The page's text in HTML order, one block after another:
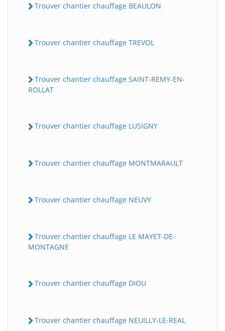
Trouver chantier chauffage BEAULON
Trouver chantier chauffage TREVOL
Trouver chantier chauffage SAINT-REMY-EN-
ROLLAT
Trouver chantier chauffage LUSIGNY
Trouver chantier chauffage MONTMARAULT
Trouver chantier chauffage NEUVY
Trouver chantier chauffage LE MAYET-DE-
MONTAGNE
Trouver chantier chauffage DIOU
Trouver chantier chauffage NEUILLY-LE-REAL